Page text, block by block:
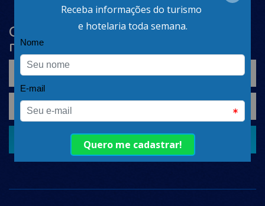
Cadastre-se na newsletter e receba
nosso conteúdo em seu e-mail
CADASTRAR